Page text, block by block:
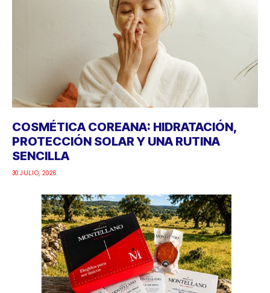
COSMÉTICA COREANA: HIDRATACIÓN,
PROTECCIÓN SOLAR Y UNA RUTINA
SENCILLA
30 JULIO, 2026